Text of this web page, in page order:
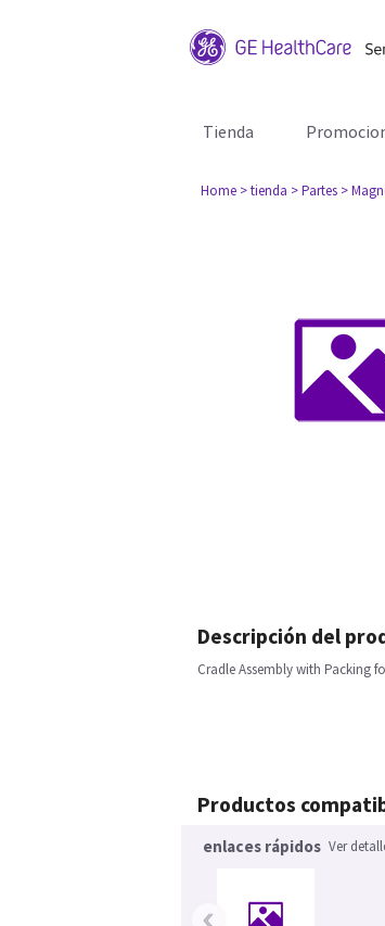
Tienda
Home > tienda > Partes >
Descripción del
Cradle Assembly with Packing
Productos
enlaces rápidos Ver
‹